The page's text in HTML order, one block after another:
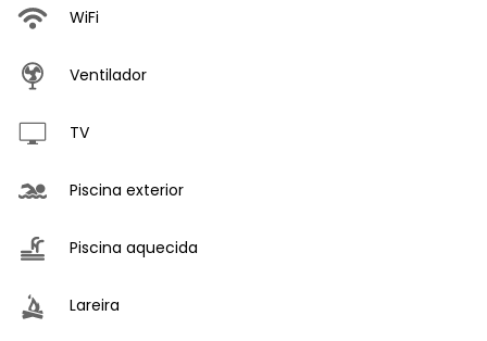
WiFi
Ventilador
TV
Piscina exterior
Piscina aquecida
Lareira